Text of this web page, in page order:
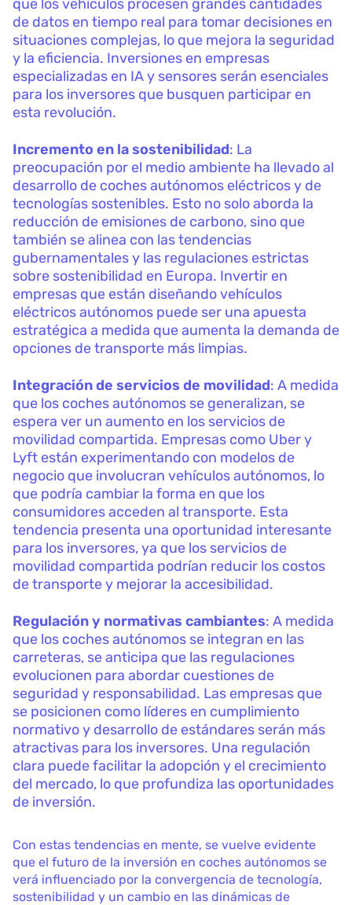
que los vehículos procesen grandes cantidades
de datos en tiempo real para tomar decisiones en
situaciones complejas, lo que mejora la seguridad
y la eficiencia. Inversiones en empresas
especializadas en IA y sensores serán esenciales
para los inversores que busquen participar en
esta revolución.
Incremento en la sostenibilidad: La
preocupación por el medio ambiente ha llevado al
desarrollo de coches autónomos eléctricos y de
tecnologías sostenibles. Esto no solo aborda la
reducción de emisiones de carbono, sino que
también se alinea con las tendencias
gubernamentales y las regulaciones estrictas
sobre sostenibilidad en Europa. Invertir en
empresas que están diseñando vehículos
eléctricos autónomos puede ser una apuesta
estratégica a medida que aumenta la demanda de
opciones de transporte más limpias.
Integración de servicios de movilidad: A medida
que los coches autónomos se generalizan, se
espera ver un aumento en los servicios de
movilidad compartida. Empresas como Uber y
Lyft están experimentando con modelos de
negocio que involucran vehículos autónomos, lo
que podría cambiar la forma en que los
consumidores acceden al transporte. Esta
tendencia presenta una oportunidad interesante
para los inversores, ya que los servicios de
movilidad compartida podrían reducir los costos
de transporte y mejorar la accesibilidad.
Regulación y normativas cambiantes: A medida
que los coches autónomos se integran en las
carreteras, se anticipa que las regulaciones
evolucionen para abordar cuestiones de
seguridad y responsabilidad. Las empresas que
se posicionen como líderes en cumplimiento
normativo y desarrollo de estándares serán más
atractivas para los inversores. Una regulación
clara puede facilitar la adopción y el crecimiento
del mercado, lo que profundiza las oportunidades
de inversión.
Con estas tendencias en mente, se vuelve evidente
que el futuro de la inversión en coches autónomos se
verá influenciado por la convergencia de tecnología,
sostenibilidad y un cambio en las dinámicas de